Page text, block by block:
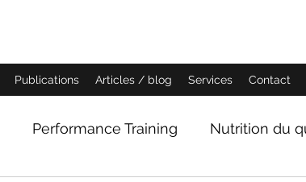
Publications Articles / blog Services Contact
Performance Training Nutrition du